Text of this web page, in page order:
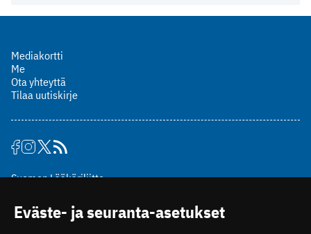
Mediakortti
Me
Ota yhteyttä
Tilaa uutiskirje
Suomen Lääkäriliitto
00510 Helsinki
puh. (09) 393 091
Eväste- ja seuranta-asetukset